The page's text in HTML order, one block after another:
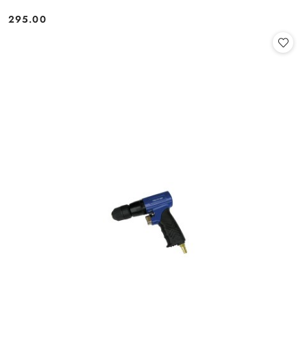
Cena:
295.00